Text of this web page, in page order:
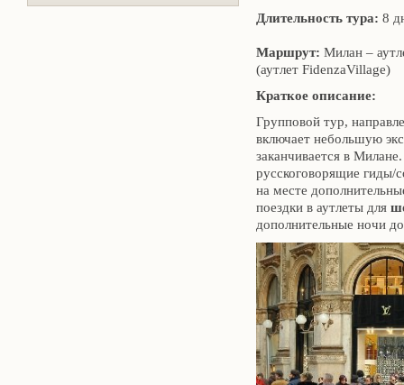
Длительность тура: 8
Маршрут: Милан –
(аутлет FidenzaVillage)
Краткое описание:
Групповой тур,
включает небольшую
заканчивается в
русскоговорящие
на месте
поездки в аутлеты для
дополнительные ночи